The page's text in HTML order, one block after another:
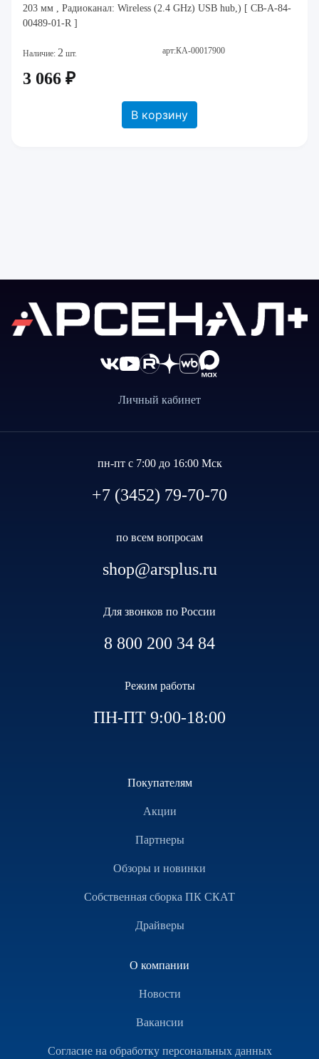
203 мм , Радиоканал: Wireless (2.4 GHz) USB hub,) [ CB-A-84-
00489-01-R ]
Наличие: 2 шт. арт:КА-00017900
3 066 ₽
В корзину
Личный кабинет
пн-пт с 7:00 до 16:00 Мск
+7 (3452) 79-70-70
по всем вопросам
shop@arsplus.ru
Для звонков по России
8 800 200 34 84
Режим работы
ПН-ПТ 9:00-18:00
Покупателям
Акции
Партнеры
Обзоры и новинки
Собственная сборка ПК СКАТ
Драйверы
О компании
Новости
Вакансии
Согласие на обработку персональных данных